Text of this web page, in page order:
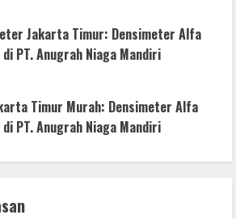
Jakarta Timur: Densimeter Alfa
PT. Anugrah Niaga Mandiri
Timur Murah: Densimeter Alfa
PT. Anugrah Niaga Mandiri